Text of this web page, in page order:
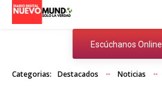
Escúchanos Online
Categorias: Destacados Noticias